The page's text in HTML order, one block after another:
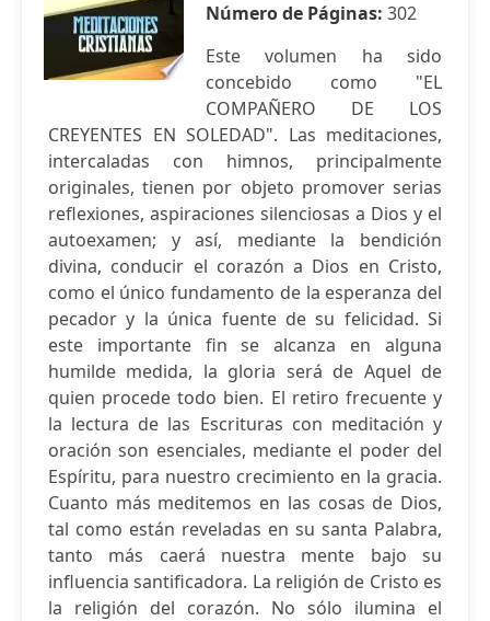
Número de Páginas: 302
Este volumen ha sido
concebido como "EL
COMPAÑERO DE LOS
CREYENTES EN SOLEDAD". Las meditaciones,
intercaladas con himnos, principalmente
originales, tienen por objeto promover serias
reflexiones, aspiraciones silenciosas a Dios y el
autoexamen; y así, mediante la bendición
divina, conducir el corazón a Dios en Cristo,
como el único fundamento de la esperanza del
pecador y la única fuente de su felicidad. Si
este importante fin se alcanza en alguna
humilde medida, la gloria será de Aquel de
quien procede todo bien. El retiro frecuente y
la lectura de las Escrituras con meditación y
oración son esenciales, mediante el poder del
Espíritu, para nuestro crecimiento en la gracia.
Cuanto más meditemos en las cosas de Dios,
tal como están reveladas en su santa Palabra,
tanto más caerá nuestra mente bajo su
influencia santificadora. La religión de Cristo es
la religión del corazón. No sólo ilumina el